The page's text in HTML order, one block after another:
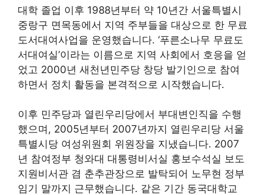
대학 졸업 이후 1988년부터 약 10년간 서울특별시
중랑구 면목동에서 지역 주부들을 대상으로 한 무료
도서대여사업을 운영했습니다. ‘푸른소나무 무료도
서대여실’이라는 이름으로 지역 사회에서 호응을 얻
었고 2000년 새천년민주당 창당 발기인으로 참여
하면서 정치 활동을 본격적으로 시작했습니다.
이후 민주당과 열린우리당에서 부대변인직을 수행
했으며, 2005년부터 2007년까지 열린우리당 서울
특별시당 여성위원회 위원장을 지냈습니다. 2007
년 참여정부 청와대 대통령비서실 홍보수석실 보도
지원비서관 겸 춘추관장으로 발탁되어 노무현 정부
임기 말까지 근무했습니다. 같은 기간 동국대학교